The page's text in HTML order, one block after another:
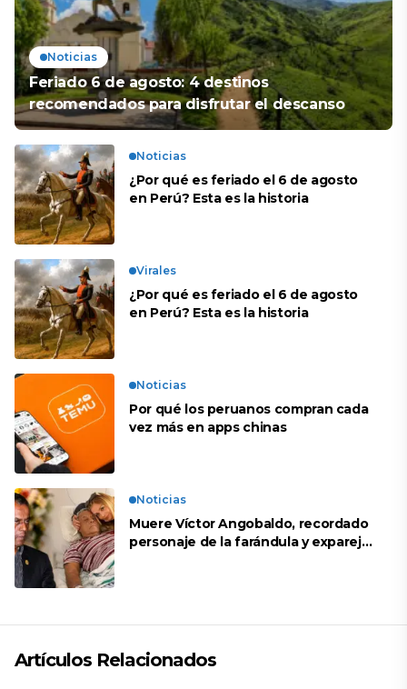
Noticias
Feriado 6 de agosto: 4 destinos
recomendados para disfrutar el descanso
Noticias
¿Por qué es feriado el 6 de agosto
en Perú? Esta es la historia
Virales
¿Por qué es feriado el 6 de agosto
en Perú? Esta es la historia
Noticias
Por qué los peruanos compran cada
vez más en apps chinas
Noticias
Muere Víctor Angobaldo, recordado
personaje de la farándula y expareja
Artículos Relacionados